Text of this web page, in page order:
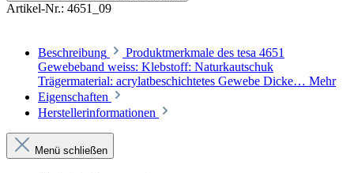
Artikel-Nr.: 4651_09
Beschreibung
Produktmerkmale des tesa 4651
Gewebeband weiss: Klebstoff: Naturkautschuk
Trägermaterial: acrylatbeschichtetes Gewebe Dicke… Mehr
Eigenschaften
Herstellerinformationen
Menü schließen